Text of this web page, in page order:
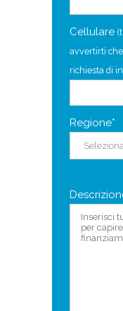
Cellulare
avvertirti
richiesta di
Regione*